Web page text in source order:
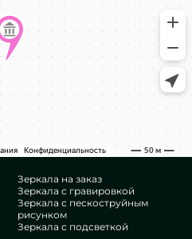
Зеркала на заказ
Зеркала с гравировкой
Зеркала с пескоструйным
рисунком
Зеркала с подсветкой